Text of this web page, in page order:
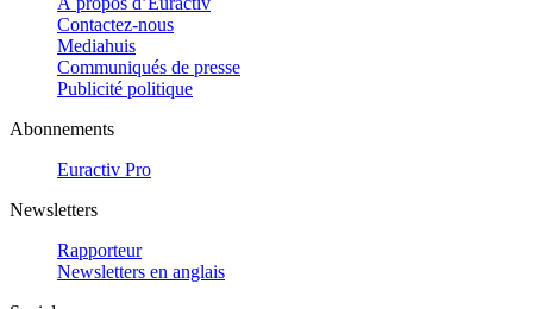
Contactez-nous
Mediahuis
Communiqués de presse
Publicité politique
Abonnements
Euractiv Pro
Newsletters
Rapporteur
Newsletters en anglais